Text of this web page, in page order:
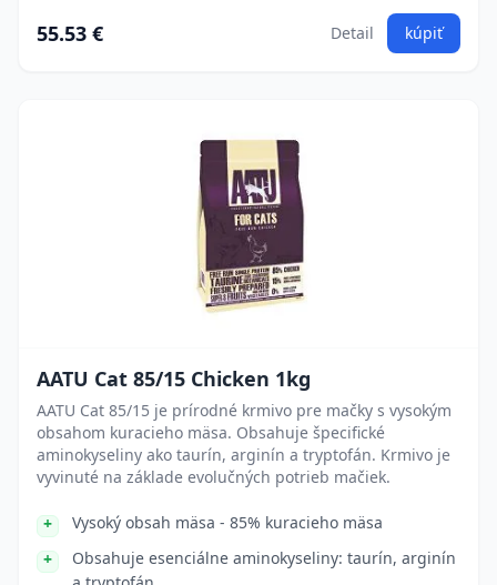
55.53 € Detail kúpiť
AATU Cat 85/15 Chicken 1kg
AATU Cat 85/15 je prírodné krmivo pre mačky s vysokým
obsahom kuracieho mäsa. Obsahuje špecifické
aminokyseliny ako taurín, arginín a tryptofán. Krmivo je
vyvinuté na základe evolučných potrieb mačiek.
Vysoký obsah mäsa - 85% kuracieho mäsa
Obsahuje esenciálne aminokyseliny: taurín, arginín